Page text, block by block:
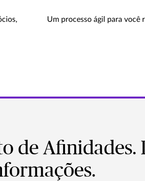
Um processo ágil para você
de Afinidades.